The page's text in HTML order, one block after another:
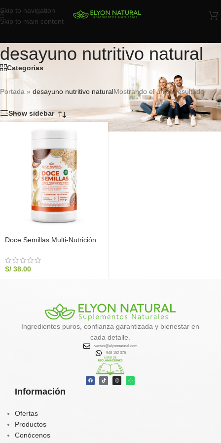
Skip to navigation
Skip to main content
desayuno nutritivo natural
Categorías
Portada » desayuno nutritivo naturalMostrando el único resultado
Show sidebar
Doce Semillas Multi-Nutrición
Elyon Natural
S/ 38.00
Información
Ofertas
Productos
Conócenos
Ingredientes puros, confianza garantizada y bienestar en
cada detalle.
ventas@elyonnatural.com
948 152 076